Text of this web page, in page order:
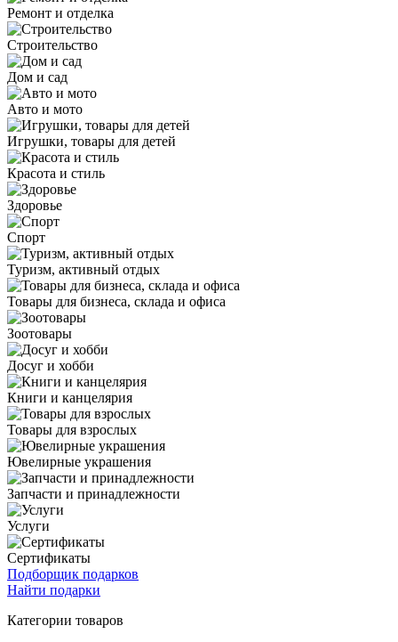
Ремонт и отделка
Строительство
Дом и сад
Авто и мото
Игрушки, товары для детей
Красота и стиль
Здоровье
Спорт
Туризм, активный отдых
Товары для бизнеса, склада и офиса
Зоотовары
Досуг и хобби
Книги и канцелярия
Товары для взрослых
Ювелирные украшения
Запчасти и принадлежности
Услуги
Сертификаты
Подборщик подарков
Найти подарки
Категории товаров